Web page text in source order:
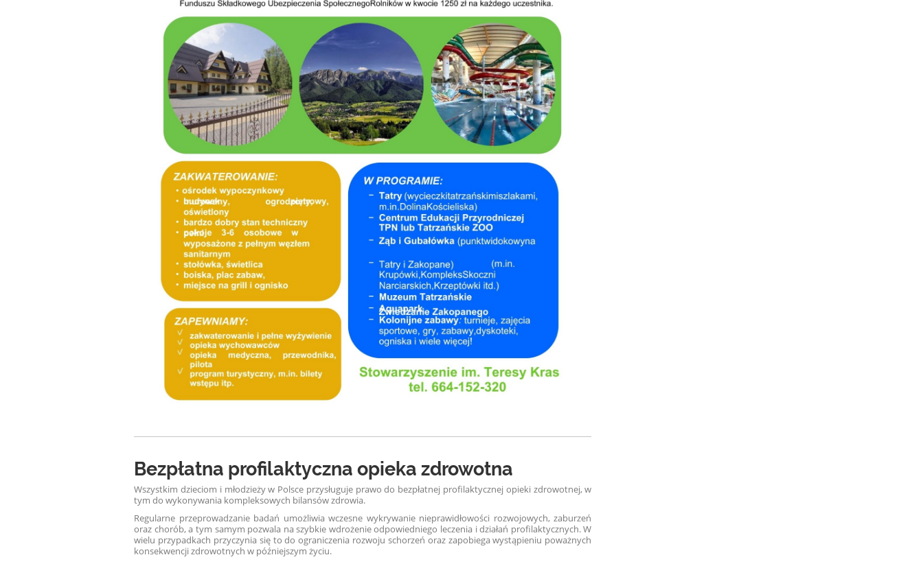
Bezpłatna profilaktyczna opieka zdrowotna
Wszystkim dzieciom i młodzieży w Polsce przysługuje prawo do bezpłatnej profilaktycznej opieki zdrowotnej, w
tym do wykonywania kompleksowych bilansów zdrowia.
Regularne przeprowadzanie badań umożliwia wczesne wykrywanie nieprawidłowości rozwojowych, zaburzeń
oraz chorób, a tym samym pozwala na szybkie wdrożenie odpowiedniego leczenia i działań profilaktycznych. W
wielu przypadkach przyczynia się to do ograniczenia rozwoju schorzeń oraz zapobiega wystąpieniu poważnych
konsekwencji zdrowotnych w późniejszym życiu.